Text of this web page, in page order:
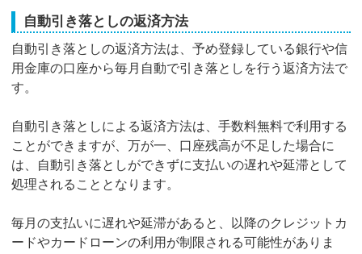
自動引き落としの返済方法
自動引き落としの返済方法は、予め登録している銀行や信
用金庫の口座から毎月自動で引き落としを行う返済方法で
す。
自動引き落としによる返済方法は、手数料無料で利用する
ことができますが、万が一、口座残高が不足した場合に
は、自動引き落としができずに支払いの遅れや延滞として
処理されることとなります。
毎月の支払いに遅れや延滞があると、以降のクレジットカ
ードやカードローンの利用が制限される可能性がありま